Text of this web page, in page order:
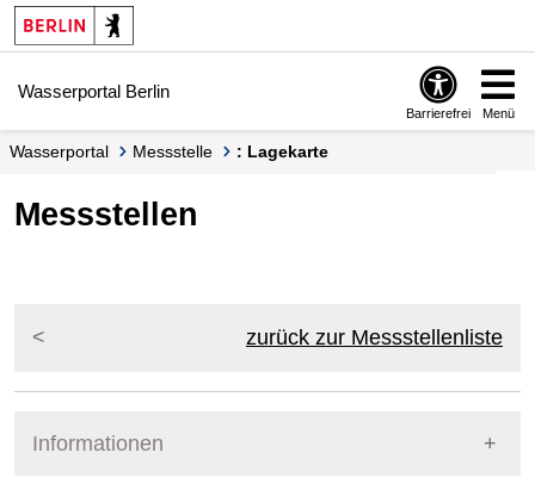
Springe zur Navigation
Springe zum Inhalt
Wasserportal Berlin
Barrierefrei Menü
Wasserportal Messstelle : Lagekarte
Messstellen
zurück zur Messstellenliste
Informationen